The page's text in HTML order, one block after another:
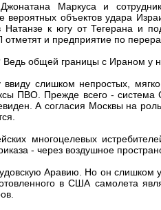
Маркуса и
вероятных объектов удара
Натанзе к югу от Тегерана и
и предприятие по
Ведь общей границы с Ираном у
слишком непростых,
ПВО. Прежде всего - система
А согласия Москвы на
многоцелевых
- через воздушное
Аравию. Но он
в США самолета